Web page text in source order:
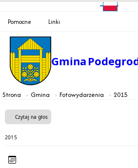
Pomocne Linki
Gmina
Strona Gmina Fotowydarzenia 2015
Czytaj na głos
2015